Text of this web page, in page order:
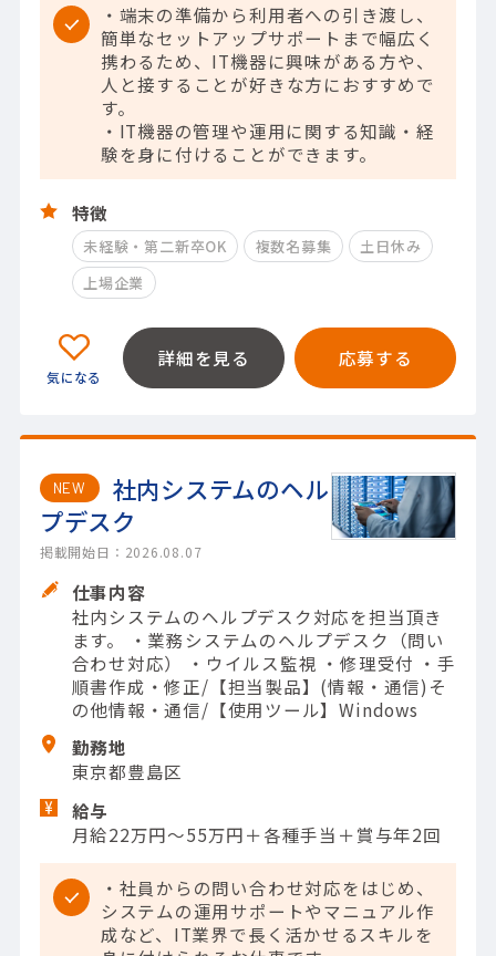
・端末の準備から利用者への引き渡し、
簡単なセットアップサポートまで幅広く
携わるため、IT機器に興味がある方や、
人と接することが好きな方におすすめで
す。
・IT機器の管理や運用に関する知識・経
験を身に付けることができます。
特徴
未経験・第二新卒OK 複数名募集
土日休み
上場企業
詳細を見る 応募する
NEW
社内システムのヘル
プデスク
掲載開始日：2026.08.07
仕事内容
社内システムのヘルプデスク対応を担当頂き
ます。 ・業務システムのヘルプデスク（問い
合わせ対応） ・ウイルス監視 ・修理受付 ・手
順書作成・修正/【担当製品】(情報・通信)そ
の他情報・通信/【使用ツール】Windows
勤務地
東京都豊島区
給与
月給22万円～55万円＋各種手当＋賞与年2回
・社員からの問い合わせ対応をはじめ、
システムの運用サポートやマニュアル作
成など、IT業界で長く活かせるスキルを